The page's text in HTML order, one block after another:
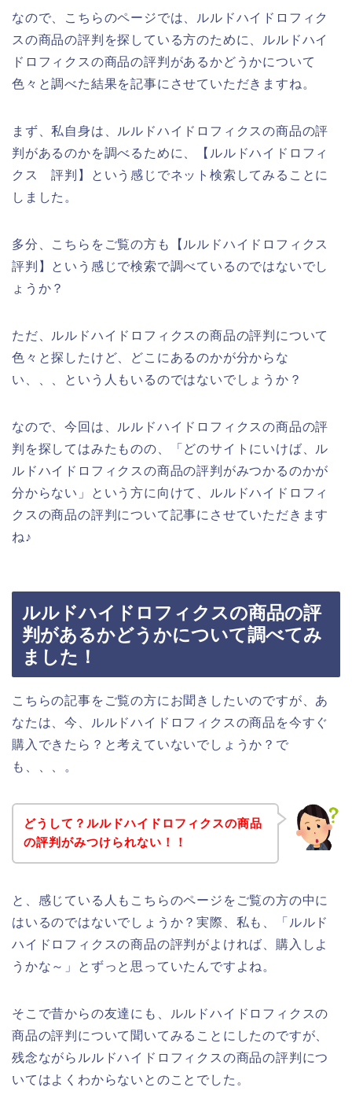
なので、こちらのページでは、ルルドハイドロフィク
スの商品の評判を探している方のために、ルルドハイ
ドロフィクスの商品の評判があるかどうかについて
色々と調べた結果を記事にさせていただきますね。
まず、私自身は、ルルドハイドロフィクスの商品の評
判があるのかを調べるために、【ルルドハイドロフィ
クス 評判】という感じでネット検索してみることに
しました。
多分、こちらをご覧の方も【ルルドハイドロフィクス
評判】という感じで検索で調べているのではないでし
ょうか？
ただ、ルルドハイドロフィクスの商品の評判について
色々と探したけど、どこにあるのかが分からな
い、、、という人もいるのではないでしょうか？
なので、今回は、ルルドハイドロフィクスの商品の評
判を探してはみたものの、「どのサイトにいけば、ル
ルドハイドロフィクスの商品の評判がみつかるのかが
分からない」という方に向けて、ルルドハイドロフィ
クスの商品の評判について記事にさせていただきます
ね♪
ルルドハイドロフィクスの商品の評
判があるかどうかについて調べてみ
ました！
こちらの記事をご覧の方にお聞きしたいのですが、あ
なたは、今、ルルドハイドロフィクスの商品を今すぐ
購入できたら？と考えていないでしょうか？で
も、、、。
どうして？ルルドハイドロフィクスの商品
の評判がみつけられない！！
と、感じている人もこちらのページをご覧の方の中に
はいるのではないでしょうか？実際、私も、「ルルド
ハイドロフィクスの商品の評判がよければ、購入しよ
うかな～」とずっと思っていたんですよね。
そこで昔からの友達にも、ルルドハイドロフィクスの
商品の評判について聞いてみることにしたのですが、
残念ながらルルドハイドロフィクスの商品の評判につ
いてはよくわからないとのことでした。